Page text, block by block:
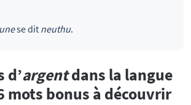
se dit neuthu.
d’argentdans la langue
mots bonus à découvrir